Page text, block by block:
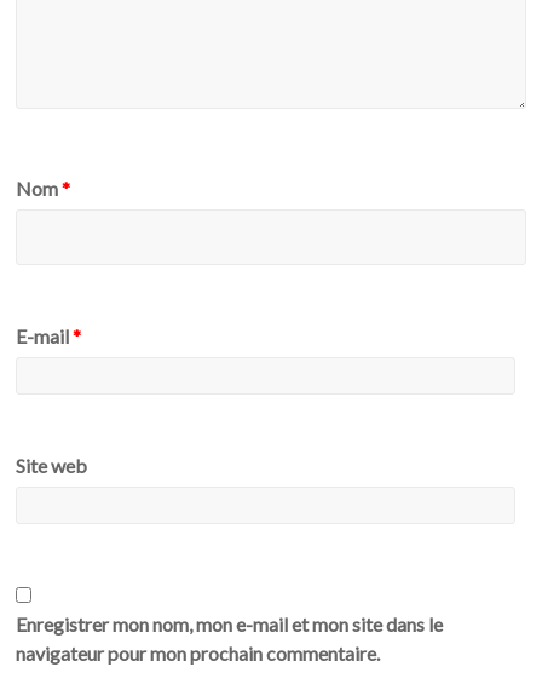
Nom*
E-mail*
Site web
Enregistrer mon nom, mon e-mail et mon site dans le
navigateur pour mon prochain commentaire.